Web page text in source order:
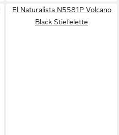
El Naturalista N5581P Volcano
Black Stiefelette